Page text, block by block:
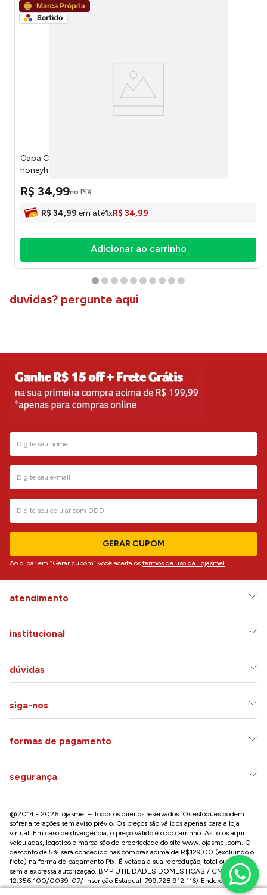
Capa Cadeira Sortido Bela Casa Poliéster LM3614BEL -
honeyhome
R$ 34,99no PIX
R$ 34,99 em até1xR$ 34,99
Adicionar ao carrinho
duvidas? pergunte aqui
GERAR CUPOM
Ao clicar em “Gerar cupom” você aceita os termos de uso da Lojasmel
atendimento
institucional
dúvidas
siga-nos
formas de pagamento
segurança
@2014 - 2026 lojasmel – Todos os direitos reservados. Os estoques podem
sofrer alterações sem aviso prévio. Os preços são válidos apenas para a loja
virtual. Em caso de divergência, o preço válido é o do carrinho. As fotos aqui
veiculadas, logotipo e marca são de propriedade do site www.lojasmel.com. O
desconto de 5% será concedido nas compras acima de R$129,00 (excluindo o
frete) na forma de pagamento Pix. É vetada a sua reprodução, total ou parcial,
sem a expressa autorização. BMP UTILIDADES DOMESTICAS / CNPJ:
12.356.100/0039-07/ Inscrição Estadual: 799.728.912.116/ Endereço: R José
Versolato,101 , Centro – São Bernardo do Campo - SP CEP: 09750-730